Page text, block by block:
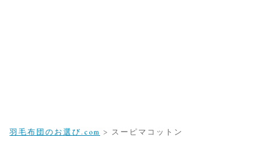
羽毛布団のお選び.com > スーピマコットン